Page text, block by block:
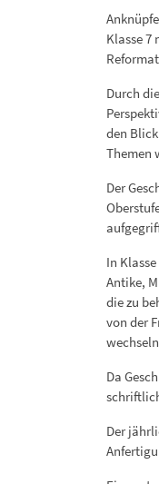
Klasse
Durch
den
Themen
Der
In
Antike,
die zu
von der
Da
Der